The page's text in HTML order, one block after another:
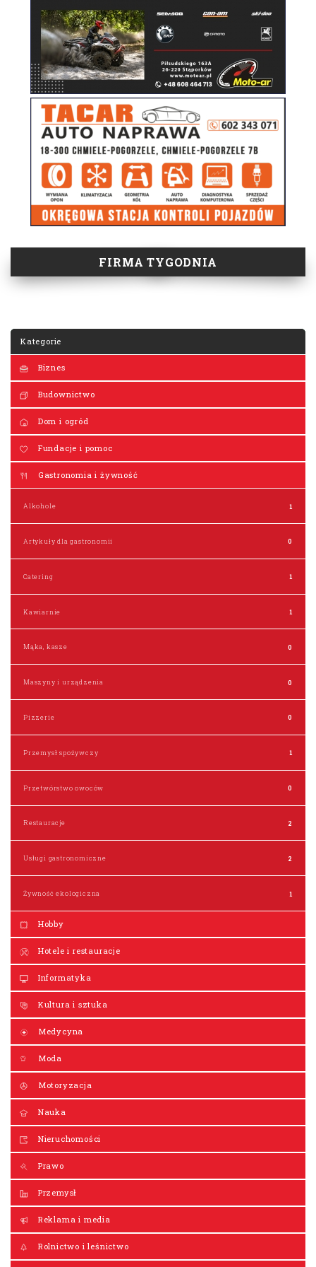
FIRMA TYGODNIA
Kategorie
Biznes
Budownictwo
Dom i ogród
Fundacje i pomoc
Gastronomia i żywność
Alkohole 1
Artykuły dla gastronomii 0
Catering 1
Kawiarnie 1
Mąka, kasze 0
Maszyny i urządzenia 0
Pizzerie 0
Przemysł spożywczy 1
Przetwórstwo owoców 0
Restauracje 2
Usługi gastronomiczne 2
Żywność ekologiczna 1
Hobby
Hotele i restauracje
Informatyka
Kultura i sztuka
Medycyna
Moda
Motoryzacja
Nauka
Nieruchomości
Prawo
Przemysł
Reklama i media
Rolnictwo i leśnictwo